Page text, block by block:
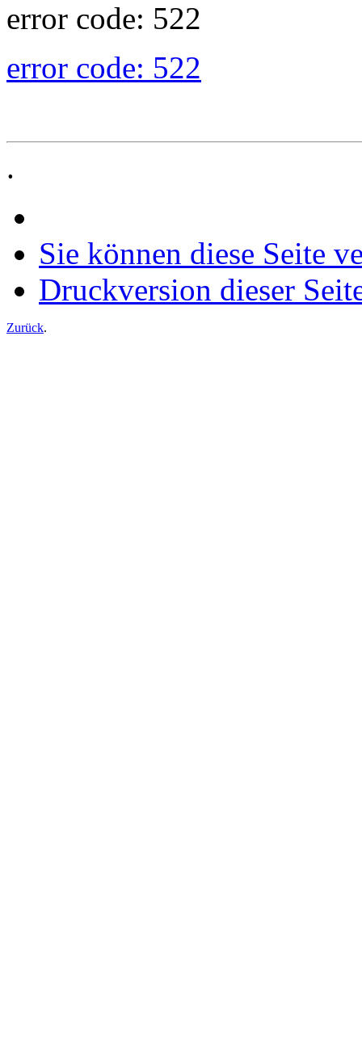
error code: 522
error code: 522
.
Sie können diese Seite
Druckversion dieser
Zurück.